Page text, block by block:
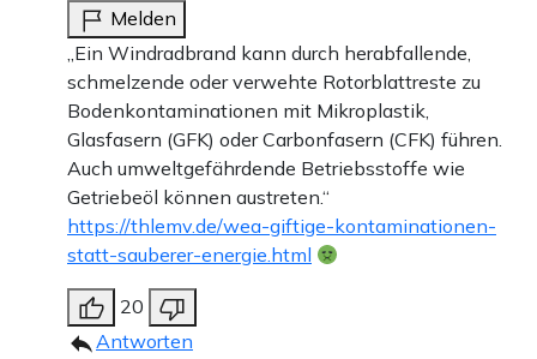
Melden
„Ein Windradbrand kann durch herabfallende,
schmelzende oder verwehte Rotorblattreste zu
Bodenkontaminationen mit Mikroplastik,
Glasfasern (GFK) oder Carbonfasern (CFK) führen.
Auch umweltgefährdende Betriebsstoffe wie
Getriebeöl können austreten.“
https://thlemv.de/wea-giftige-kontaminationen-
statt-sauberer-energie.html
20
Antworten